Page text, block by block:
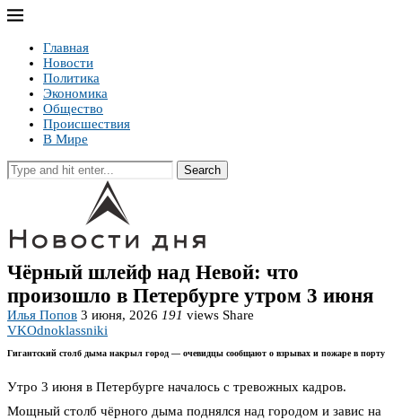
Главная
Новости
Политика
Экономика
Общество
Происшествия
В Мире
Search
Чёрный шлейф над Невой: что
произошло в Петербурге утром 3 июня
Илья Попов 3 июня, 2026 191 views Share
VKOdnoklassniki
Гигантский столб дыма накрыл город — очевидцы сообщают о взрывах и пожаре в порту
Утро 3 июня в Петербурге началось с тревожных кадров.
Мощный столб чёрного дыма поднялся над городом и завис на